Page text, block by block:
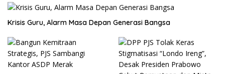
Krisis Guru, Alarm Masa Depan Generasi Bangsa